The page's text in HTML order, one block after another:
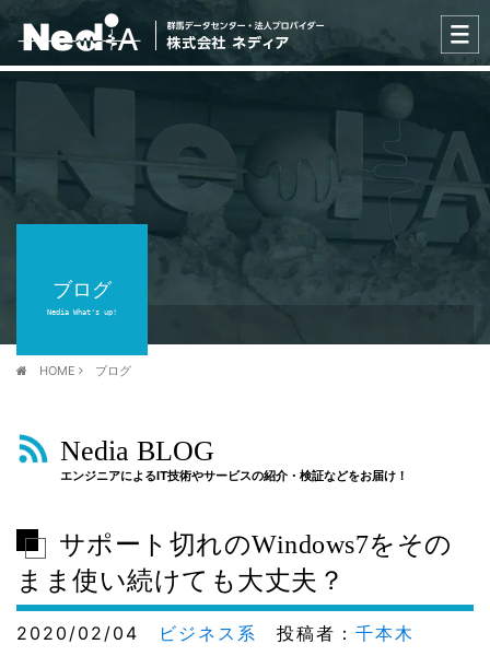
ブログ
Nedia What's up!
HOME ブログ
Nedia BLOG
エンジニアによるIT技術やサービスの紹介・検証などをお届け！
サポート切れのWindows7をその
まま使い続けても大丈夫？
2020/02/04 ビジネス系 投稿者： 千本木